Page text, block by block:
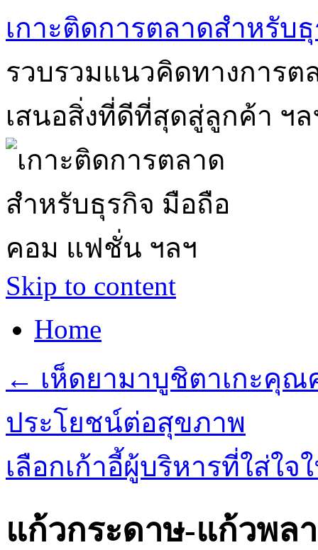
เกาะติดการตลาดสำหรั
รวบรวมแนวคิดทางการต
เสนอสิ่งที่ดีที่สุดสู่ลูกค้า ฯล
Skip to content
Home
← เห็ดยามาบูชิตาเกะคุ
ประโยชน์ต่อสุขภาพ
เลือกเก้าอี้ผู้บริหารที่ใส่ใ
แก้วกระดาษ-แก้วพล